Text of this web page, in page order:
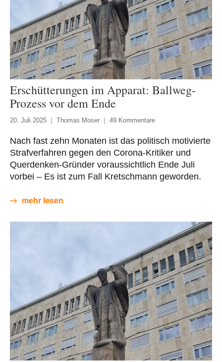
Erschütterungen im Apparat: Ballweg-
Prozess vor dem Ende
20. Juli 2025 Thomas Moser 49 Kommentare
Nach fast zehn Monaten ist das politisch motivierte
Strafverfahren gegen den Corona-Kritiker und
Querdenken-Gründer voraussichtlich Ende Juli
vorbei – Es ist zum Fall Kretschmann geworden.
mehr lesen